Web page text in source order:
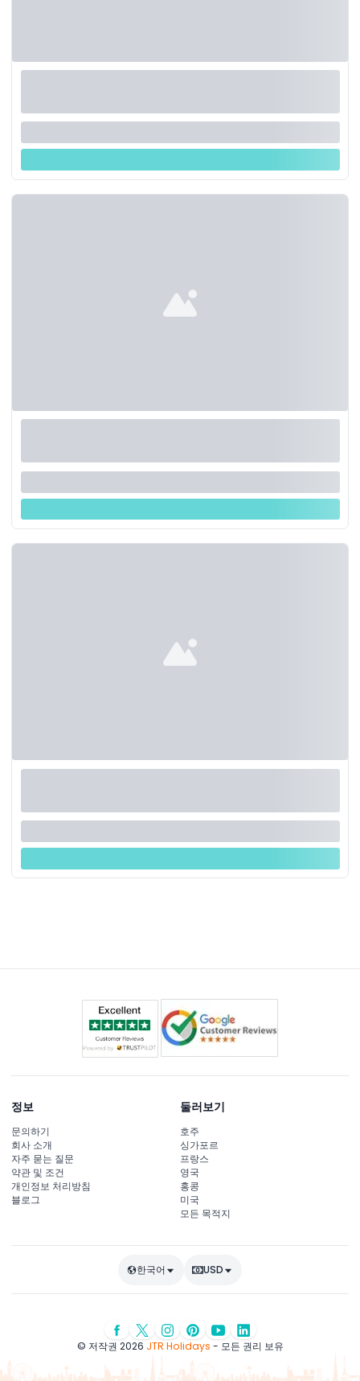
정보
문의하기
회사 소개
자주 묻는 질문
약관 및 조건
개인정보 처리방침
블로그
둘러보기
호주
싱가포르
프랑스
영국
홍콩
미국
모든 목적지
한국어 USD
© 저작권 2026 JTR Holidays - 모든 권리 보유